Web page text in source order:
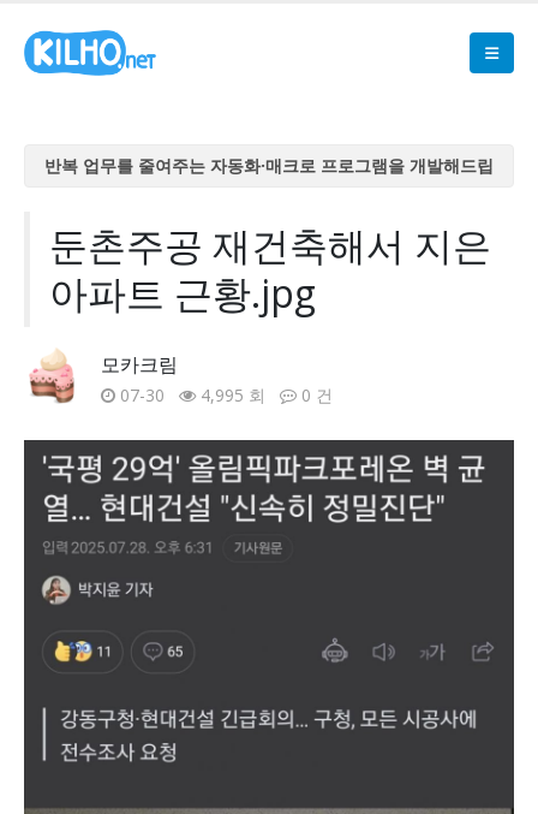
반복 업무를 줄여주는 자동화·매크로 프로그램을 개발해드립
반복 업무를 줄여주는 자동화·매크로 프로그램을 개발해드립
니다
반복 업무를 줄여주는 자동화·매크로 프로그램을 개발해드립
니다
반복 업무를 줄여주는 자동화·매크로 프로그램을 개발해드립
니다
니다
둔촌주공 재건축해서 지은
아파트 근황.jpg
모카크림
07-30 4,995 회 0 건